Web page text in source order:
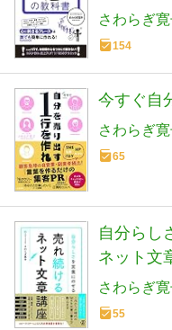
さわらぎ
154
今すぐ自
さわらぎ
65
自分らし
ネット文
さわらぎ
55